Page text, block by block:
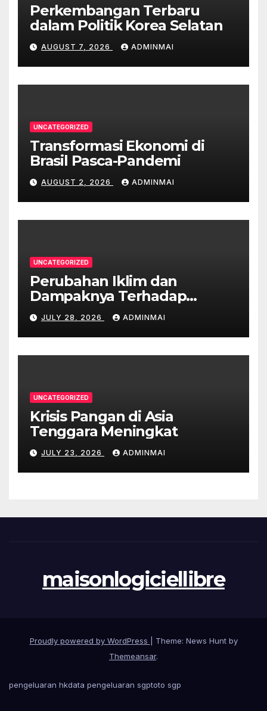
Perkembangan Terbaru
dalam Politik Korea Selatan
AUGUST 7, 2026 ADMINMAI
UNCATEGORIZED
Transformasi Ekonomi di
Brasil Pasca-Pandemi
AUGUST 2, 2026 ADMINMAI
UNCATEGORIZED
Perubahan Iklim dan
Dampaknya Terhadap
Ekonomi Australia
JULY 28, 2026 ADMINMAI
UNCATEGORIZED
Krisis Pangan di Asia
Tenggara Meningkat
JULY 23, 2026 ADMINMAI
maisonlogiciellibre
Proudly powered by WordPress
Theme: News Hunt by
Themeansar.
pengeluaran hkdata pengeluaran sgptoto sgp